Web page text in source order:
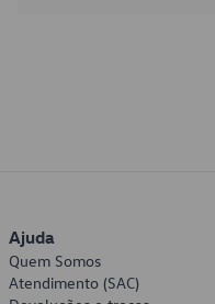
Ajuda
Quem Somos
Atendimento (SAC)